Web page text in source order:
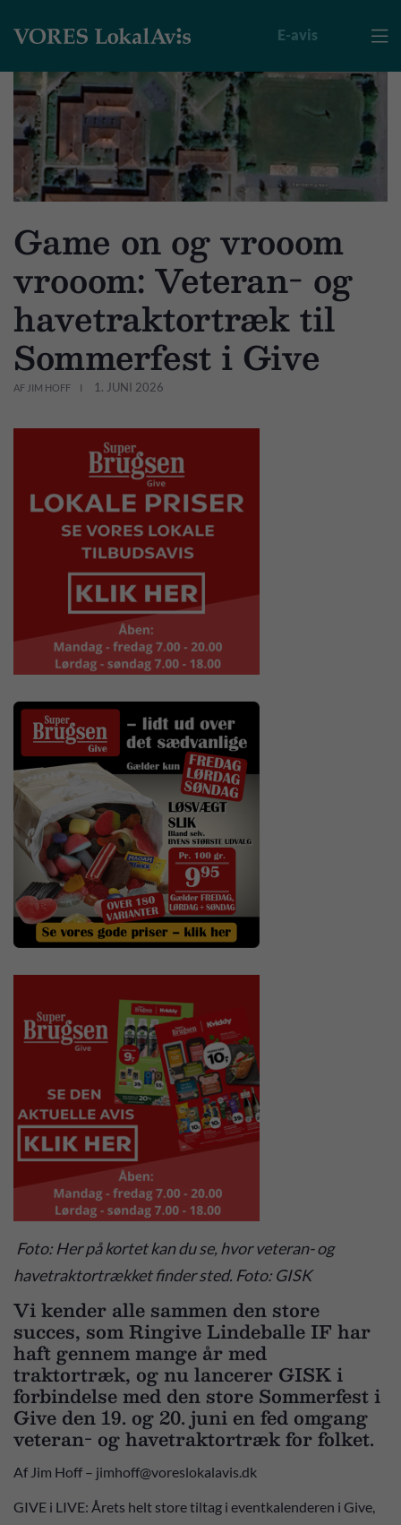

E-avis
Game on og vrooom
vrooom: Veteran- og
havetraktortræk til
Sommerfest i Give
AF JIM HOFF 1. JUNI 2026
Foto: Her på kortet kan du se, hvor veteran- og
havetraktortrækket finder sted. Foto: GISK
Vi kender alle sammen den store
succes, som Ringive Lindeballe IF har
haft gennem mange år med
traktortræk, og nu lancerer GISK i
forbindelse med den store Sommerfest i
Give den 19. og 20. juni en fed omgang
veteran- og havetraktortræk for folket.
Af Jim Hoff – jimhoff@voreslokalavis.dk
GIVE i LIVE: Årets helt store tiltag i eventkalenderen i Give,